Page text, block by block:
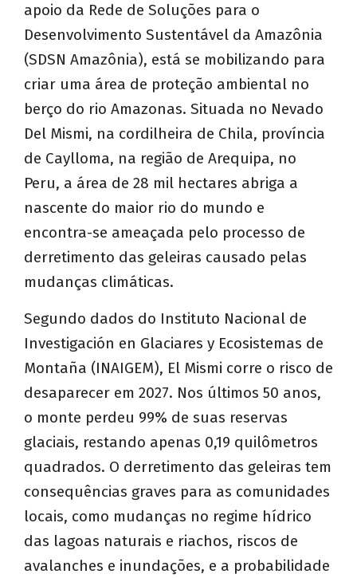
apoio da Rede de Soluções para o
Desenvolvimento Sustentável da Amazônia
(SDSN Amazônia), está se mobilizando para
criar uma área de proteção ambiental no
berço do rio Amazonas. Situada no Nevado
Del Mismi, na cordilheira de Chila, província
de Caylloma, na região de Arequipa, no
Peru, a área de 28 mil hectares abriga a
nascente do maior rio do mundo e
encontra-se ameaçada pelo processo de
derretimento das geleiras causado pelas
mudanças climáticas.
Segundo dados do Instituto Nacional de
Investigación en Glaciares y Ecosistemas de
Montaña (INAIGEM), El Mismi corre o risco de
desaparecer em 2027. Nos últimos 50 anos,
o monte perdeu 99% de suas reservas
glaciais, restando apenas 0,19 quilômetros
quadrados. O derretimento das geleiras tem
consequências graves para as comunidades
locais, como mudanças no regime hídrico
das lagoas naturais e riachos, riscos de
avalanches e inundações, e a probabilidade